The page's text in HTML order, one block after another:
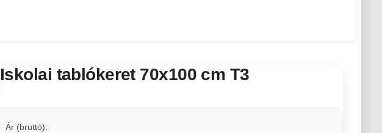
Iskolai tablókeret 70x100 cm T3
Ár (bruttó):